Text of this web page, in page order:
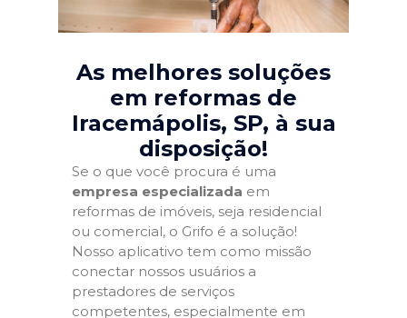
As melhores soluções
em reformas de
Iracemápolis, SP, à sua
disposição!
Se o que você procura é uma
empresa especializada em
reformas de imóveis, seja residencial
ou comercial, o Grifo é a solução!
Nosso aplicativo tem como missão
conectar nossos usuários a
prestadores de serviços
competentes, especialmente em